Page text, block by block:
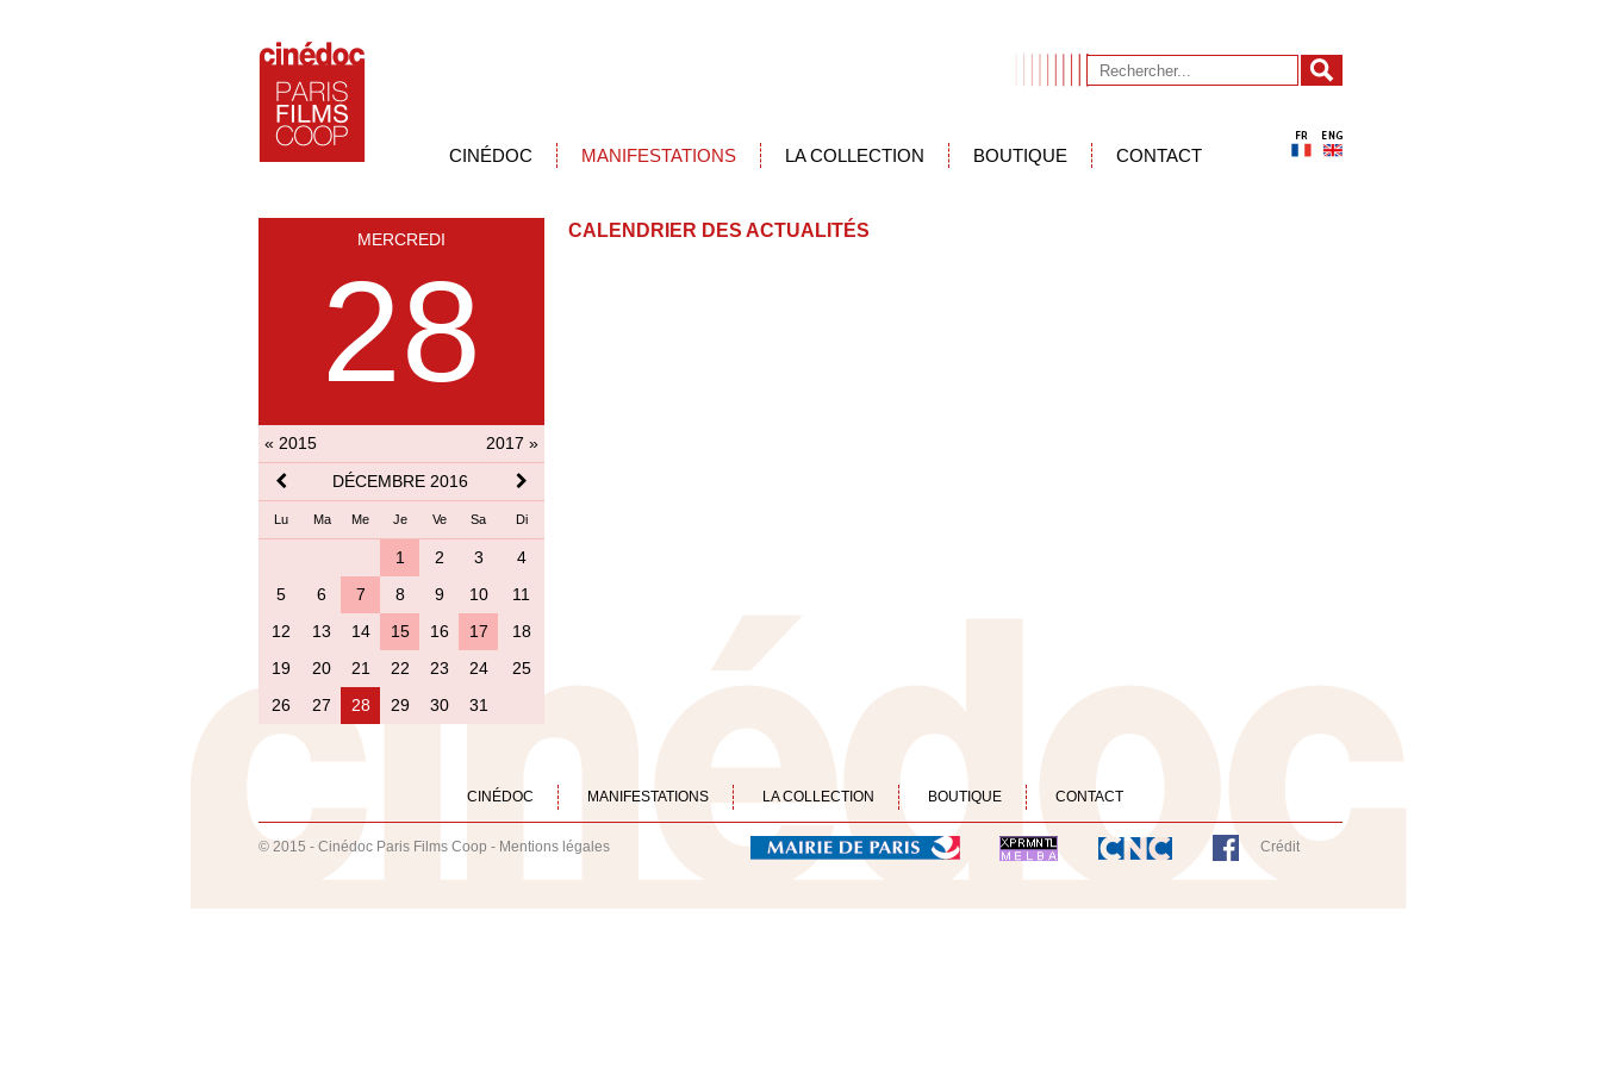
CINÉDOC MANIFESTATIONS LA COLLECTION BOUTIQUE CONTACT
MERCREDI
28
« 2015
2017 »
DÉCEMBRE 2016
Lu Ma Me Je Ve Sa Di
1 2 3
4
5
6 7 8 9 10
11
12
13 14 15 16 17
18
19
20 21 22 23 24
25
26
27 28 29 30 31
CALENDRIER DES ACTUALITÉS
CINÉDOC MANIFESTATIONS LA COLLECTION BOUTIQUE CONTACT
© 2015 - Cinédoc Paris Films Coop - Mentions légales Crédit